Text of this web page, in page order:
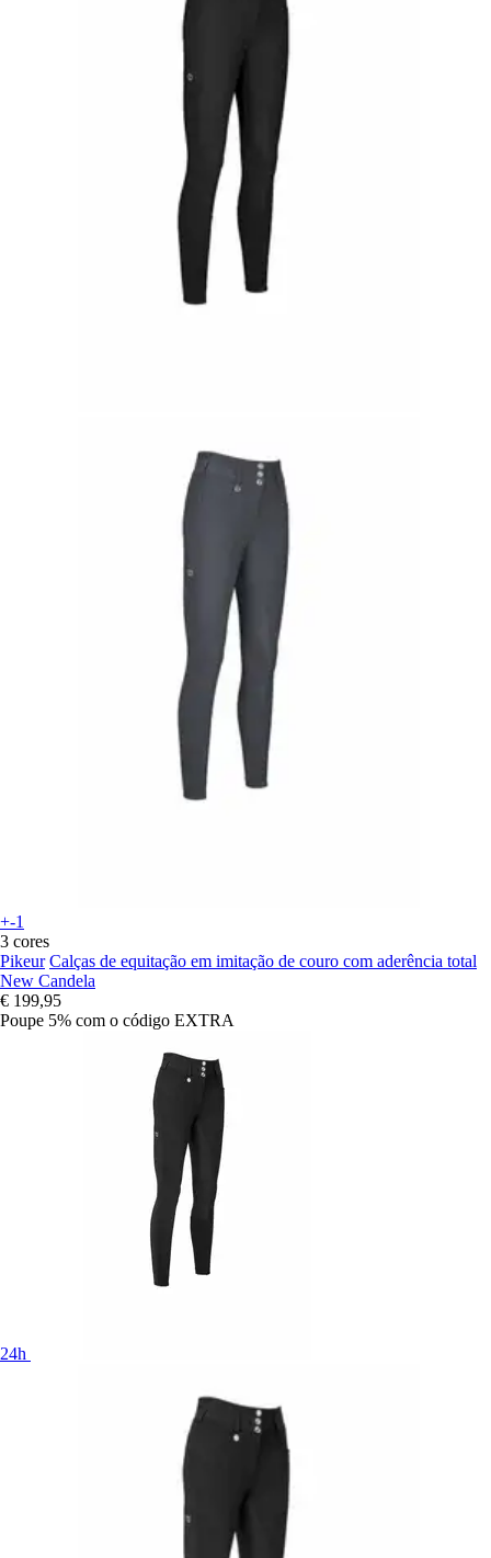
+-1
3 cores
Pikeur Calças de equitação em imitação de couro com aderência total
New Candela
€ 199,95
Poupe 5% com o código EXTRA
24h